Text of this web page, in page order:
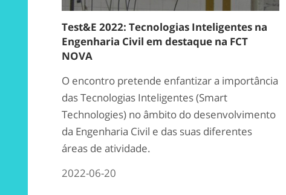
Test&E 2022: Tecnologias Inteligentes na
Engenharia Civil em destaque na FCT
NOVA
O encontro pretende enfantizar a importância
das Tecnologias Inteligentes (Smart
Technologies) no âmbito do desenvolvimento
da Engenharia Civil e das suas diferentes
áreas de atividade.
2022-06-20